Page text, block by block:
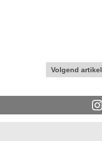
Volgend artikel